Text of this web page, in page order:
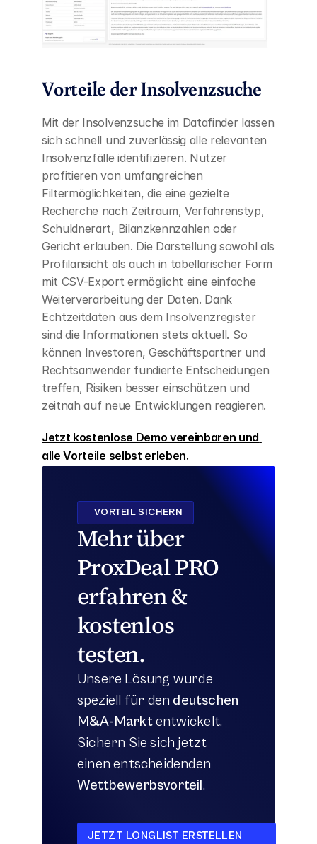
Vorteile der Insolvenzsuche
Mit der Insolvenzsuche im Datafinder lassen
sich schnell und zuverlässig alle relevanten
Insolvenzfälle identifizieren. Nutzer
profitieren von umfangreichen
Filtermöglichkeiten, die eine gezielte
Recherche nach Zeitraum, Verfahrenstyp,
Schuldnerart, Bilanzkennzahlen oder
Gericht erlauben. Die Darstellung sowohl als
Profilansicht als auch in tabellarischer Form
mit CSV-Export ermöglicht eine einfache
Weiterverarbeitung der Daten. Dank
Echtzeitdaten aus dem Insolvenzregister
sind die Informationen stets aktuell. So
können Investoren, Geschäftspartner und
Rechtsanwender fundierte Entscheidungen
treffen, Risiken besser einschätzen und
zeitnah auf neue Entwicklungen reagieren.
Jetzt kostenlose Demo vereinbaren und
alle Vorteile selbst erleben.
VORTEIL SICHERN
Mehr über
ProxDeal PRO
erfahren &
kostenlos
testen.
Unsere Lösung wurde
speziell für den deutschen
M&A-Markt entwickelt.
Sichern Sie sich jetzt
Wettbewerbsvorteil.
JETZT LONGLIST ERSTELLEN